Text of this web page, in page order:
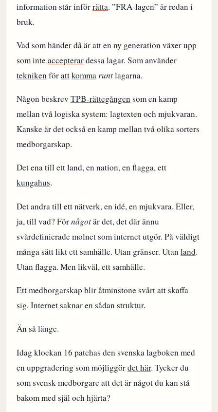
information står införrätta. ”FRA-lagen” är redan i
bruk.
Vad som händer då är att en ny generation växer upp
som inteaccepterardessa lagar. Som använder
teknikenförattkomma runtlagarna.
Någon beskrev TPB-rättegångensom en kamp
mellan två logiska system: lagtexten och mjukvaran.
Kanske är det också en kamp mellan två olika sorters
medborgarskap.
Det ena till ett land, en nation, en flagga, ett
kungahus.
Det andra till ett nätverk, en idé, en mjukvara. Eller,
ja, till vad? Förnågotär det, det där ännu
svårdefinierade molnet som internet utgör. På väldigt
många sätt likt ett samhälle. Utan gränser. Utanland.
Utan flagga. Men likväl, ett samhälle.
Ett medborgarskap blir åtminstone svårt att skaffa
sig. Internet saknar en sådan struktur.
Än så länge.
Idag klockan 16 patchas den svenska lagboken med
en uppgradering som möjliggördet här. Tycker du
som svensk medborgare att det är något du kan stå
bakom med själ och hjärta?